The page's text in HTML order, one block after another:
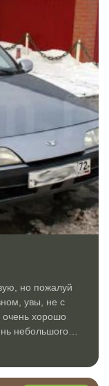
но пожалуй
увы, не с
очень хорошо
небольшого
велик, либо